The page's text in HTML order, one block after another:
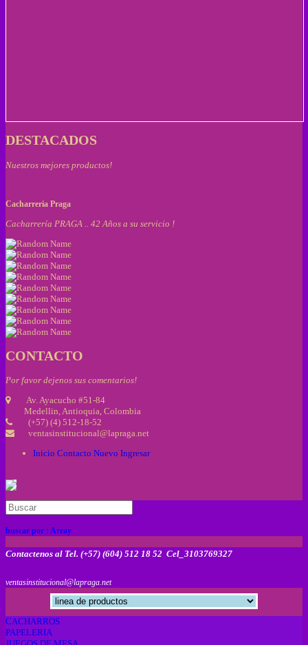
DESTACADOS
Nuestros mejores productos!
Cacharreria Praga
Cacharrería PRAGA .. 42 Años a su servicio !
CONTACTO
Por favor dejenos sus comentarios!
Av. Ayacucho #51-84
Medellin, Antioquia, Colombia
(+57) (4) 512-18-52
ventasinstitucional@lapraga.net
Inicio Contacto Nuevo Ingresar
buscar por : Array
Contactenos al Tel. (+57) (604) 512 18 52 Cel_3103769327
ventasinstitucional@lapraga.net
CACHARROS
PAPELERIA